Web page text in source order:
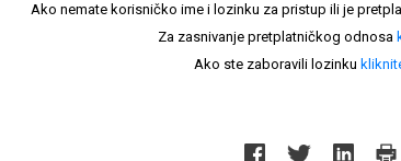
Ako nemate korisničko ime i lozinku za pristup ili je
Za zasnivanje pretplatničkog odnosa
Ako ste zaboravili lozinku